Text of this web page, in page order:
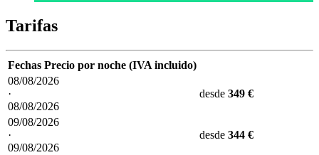
Tarifas
Fechas Precio por noche (IVA incluido)
08/08/2026
·
08/08/2026
desde 349 €
09/08/2026
·
09/08/2026
desde 344 €